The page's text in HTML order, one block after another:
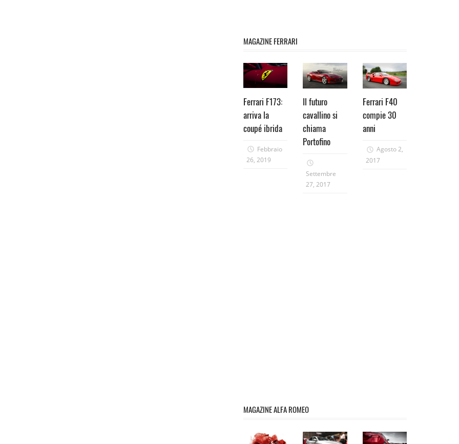
MAGAZINE FERRARI
Ferrari F173:
arriva la
coupé ibrida
Febbraio
26, 2019
Il futuro
cavallino si
chiama
Portofino
Settembre
27, 2017
Ferrari F40
compie 30
anni
Agosto 2,
2017
MAGAZINE ALFA ROMEO